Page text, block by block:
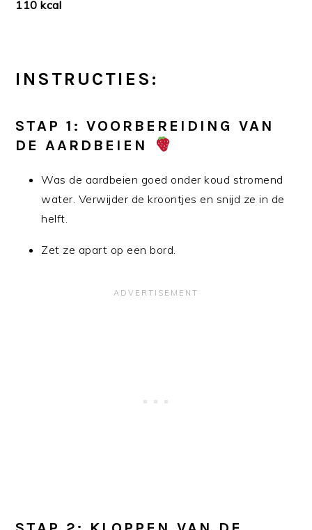
110 kcal
INSTRUCTIES:
STAP 1: VOORBEREIDING VAN
DE AARDBEIEN
Was de aardbeien goed onder koud stromend
water. Verwijder de kroontjes en snijd ze in de
helft.
Zet ze apart op een bord.